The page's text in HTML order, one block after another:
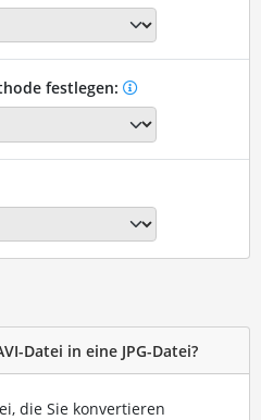
festlegen:
Datei in eine JPG-Datei?
die Sie konvertieren